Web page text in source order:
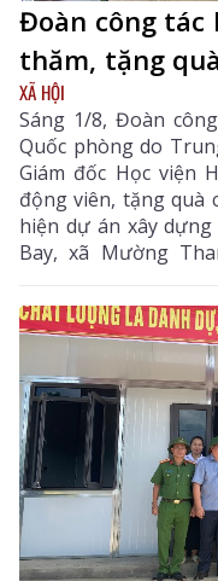
Đoàn công tác
thăm, tặng
XÃ HỘI
Sáng 1/8, Đoàn
Quốc phòng do
Giám đốc Học viện
động viên, tặng quà
hiện dự án xây
Bay, xã Mường
Thiếu tướng Nguyễn
viện Hậu Cần, Đại
nhiệm Hậu cần - Kỹ
cán bộ Học viện Hậu